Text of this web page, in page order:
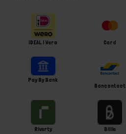
iDEAL | Wero Card
Pay By Bank
Bancontact
Riverty Billie